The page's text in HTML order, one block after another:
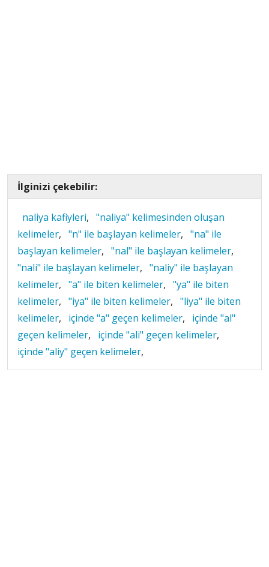
İlginizi çekebilir:
naliya kafiyleri, "naliya" kelimesinden oluşan
kelimeler, "n" ile başlayan kelimeler, "na" ile
başlayan kelimeler, "nal" ile başlayan kelimeler,
"nali" ile başlayan kelimeler, "naliy" ile başlayan
kelimeler, "a" ile biten kelimeler, "ya" ile biten
kelimeler, "iya" ile biten kelimeler, "liya" ile biten
kelimeler, içinde "a" geçen kelimeler,
içinde "al"
geçen kelimeler, içinde "ali" geçen kelimeler,
içinde "aliy" geçen kelimeler,